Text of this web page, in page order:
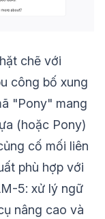
chẽ với
công bố xung
"Pony" mang
(hoặc Pony)
cố mối liên
phù hợp với
5: xử lý ngữ
nâng cao và